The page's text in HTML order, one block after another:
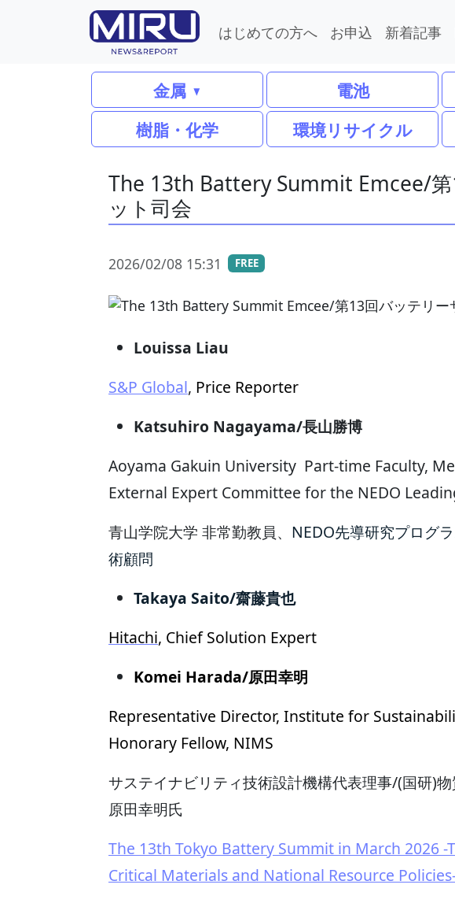
はじめての方へ お申込 新着記事
金属 電池
樹脂・化学
環境リサイクル
The 13th Battery Summit Emcee/第
ット司会
2026/02/08 15:31 FREE
Louissa Liau
S&P Global, Price Reporter
Katsuhiro Nagayama/長山勝博
Aoyama Gakuin University Part-time Faculty,
External Expert Committee for the NEDO
青山学院大学 非常勤教員、 NEDO先導研究プログ
術顧問
Takaya Saito/齋藤貴也
Hitachi, Chief Solution Expert
Komei Harada/原田幸明
Representative Director, Institute for
Honorary Fellow, NIMS
サステイナビリティ技術設計機構代表理事/(国研)
原田幸明氏
The 13th Tokyo Battery Summit in March 2026
Critical Materials and National Resource